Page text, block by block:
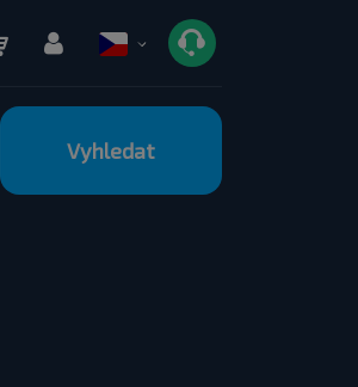
Vyhledat